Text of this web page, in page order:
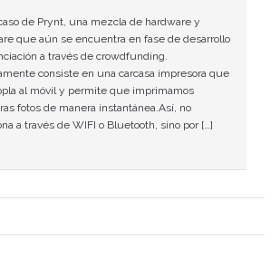
de Prynt, una mezcla de hardware y
que aún se encuentra en fase de desarrollo
a través de crowdfunding.
consiste en una carcasa impresora que
al móvil y permite que imprimamos
fotos de manera instantánea.Así, no
a través de WIFI o Bluetooth, sino por […]